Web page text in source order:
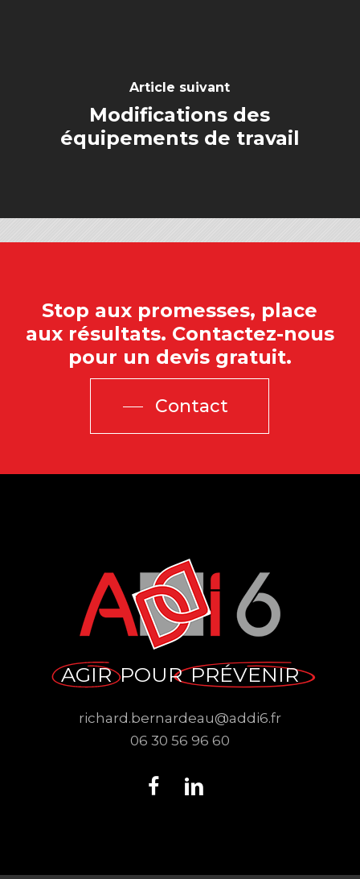
Article suivant
Modifications des
équipements de travail
Stop aux promesses, place
aux résultats. Contactez-nous
pour un devis gratuit.
Contact
AGIRPOURPRÉVENIR
richard.bernardeau@addi6.fr
06 30 56 96 60